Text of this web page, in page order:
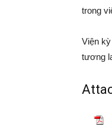
trong
Viện
tương